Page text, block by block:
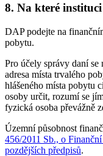
8. Na které
DAP podejte na
pobytu.
Pro účely správy daní
adresa místa trvalého
hlášeného místa pobytu
osoby určit, rozumí se
fyzická osoba převážně
Územní působnost
456/2011 Sb., o
pozdějších předpisů.